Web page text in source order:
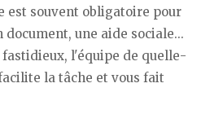
est souvent obligatoire pour
une aide sociale...
l'équipe de quelle-
la tâche et vous fait